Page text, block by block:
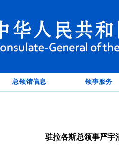
总领馆信息 领事服务
驻拉各斯总领事严宇